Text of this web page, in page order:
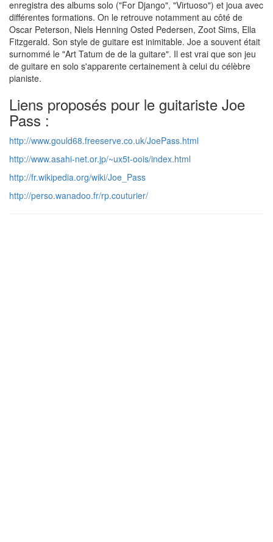
enregistra des albums solo ("For Django", "Virtuoso") et joua avec
différentes formations. On le retrouve notamment au côté de
Oscar Peterson, Niels Henning Osted Pedersen, Zoot Sims, Ella
Fitzgerald. Son style de guitare est inimitable. Joe a souvent était
surnommé le "Art Tatum de de la guitare". Il est vrai que son jeu
de guitare en solo s'apparente certainement à celui du célèbre
pianiste.
Liens proposés pour le guitariste Joe
Pass :
http://www.gould68.freeserve.co.uk/JoePass.html
http://www.asahi-net.or.jp/~ux5t-oois/index.html
http://fr.wikipedia.org/wiki/Joe_Pass
http://perso.wanadoo.fr/rp.couturier/